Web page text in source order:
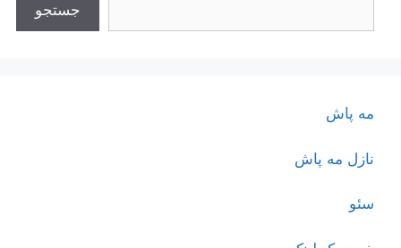
جستجو
مه پاش
نازل مه پاش
سئو